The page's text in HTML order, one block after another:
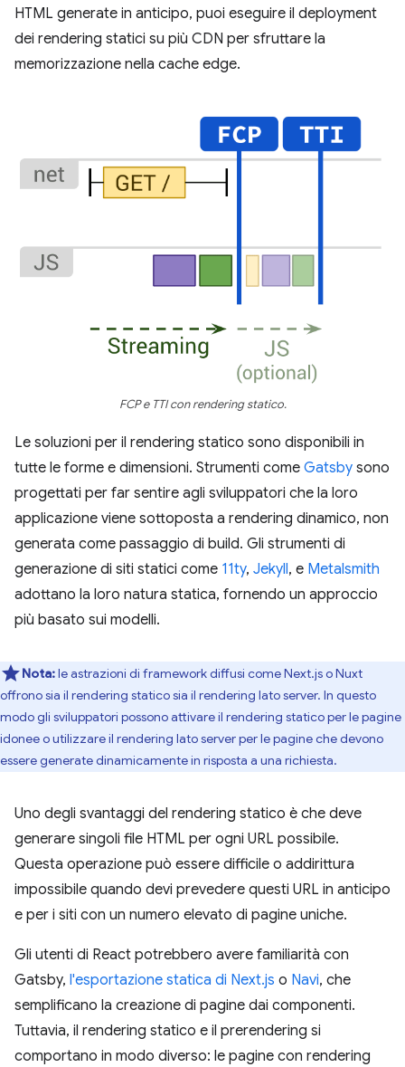
HTML generate in anticipo, puoi eseguire il deployment
dei rendering statici su più CDN per sfruttare la
memorizzazione nella cache edge.
FCP e TTI con rendering statico.
Le soluzioni per il rendering statico sono disponibili in
tutte le forme e dimensioni. Strumenti come Gatsby sono
progettati per far sentire agli sviluppatori che la loro
applicazione viene sottoposta a rendering dinamico, non
generata come passaggio di build. Gli strumenti di
generazione di siti statici come 11ty, Jekyll, e Metalsmith
adottano la loro natura statica, fornendo un approccio
più basato sui modelli.
Nota:le astrazioni di framework diffusi come Next.js o Nuxt
offrono sia il rendering statico sia il rendering lato server. In questo
modo gli sviluppatori possono attivare il rendering statico per le pagine
idonee o utilizzare il rendering lato server per le pagine che devono
essere generate dinamicamente in risposta a una richiesta.
Uno degli svantaggi del rendering statico è che deve
generare singoli file HTML per ogni URL possibile.
Questa operazione può essere difficile o addirittura
impossibile quando devi prevedere questi URL in anticipo
e per i siti con un numero elevato di pagine uniche.
Gli utenti di React potrebbero avere familiarità con
Gatsby, l'esportazione statica di Next.js o Navi, che
semplificano la creazione di pagine dai componenti.
Tuttavia, il rendering statico e il prerendering si
comportano in modo diverso: le pagine con rendering